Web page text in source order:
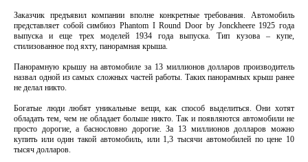
Заказчик предъявил компании вполне конкретные требования. Автомобиль
представляет собой симбиоз Phantom I Round Door by Jonckheere 1925 года
выпуска и еще трех моделей 1934 года выпуска. Тип кузова – купе,
стилизованное под яхту, панорамная крыша.
Панорамную крышу на автомобиле за 13 миллионов долларов производитель
назвал одной из самых сложных частей работы. Таких панорамных крыш ранее
не делал никто.
Богатые люди любят уникальные вещи, как способ выделиться. Они хотят
обладать тем, чем не обладает больше никто. Так и появляются автомобили не
просто дорогие, а баснословно дорогие. За 13 миллионов долларов можно
купить или один такой автомобиль, или 1,3 тысячи автомобилей по цене 10
тысяч долларов.